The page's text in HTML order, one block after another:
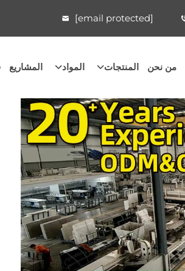
[email protected]
من نحن المنتجات المواد المشاريع